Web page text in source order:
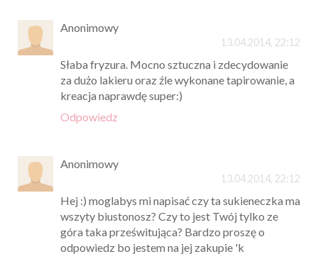
Anonimowy
13.04.2014, 22:12
Słaba fryzura. Mocno sztuczna i zdecydowanie
za dużo lakieru oraz źle wykonane tapirowanie, a
kreacja naprawdę super:)
Odpowiedz
Anonimowy
13.04.2014, 22:12
Hej :) moglabys mi napisać czy ta sukieneczka ma
wszyty biustonosz? Czy to jest Twój tylko ze
góra taka prześwitująca? Bardzo proszę o
odpowiedz bo jestem na jej zakupie 'k